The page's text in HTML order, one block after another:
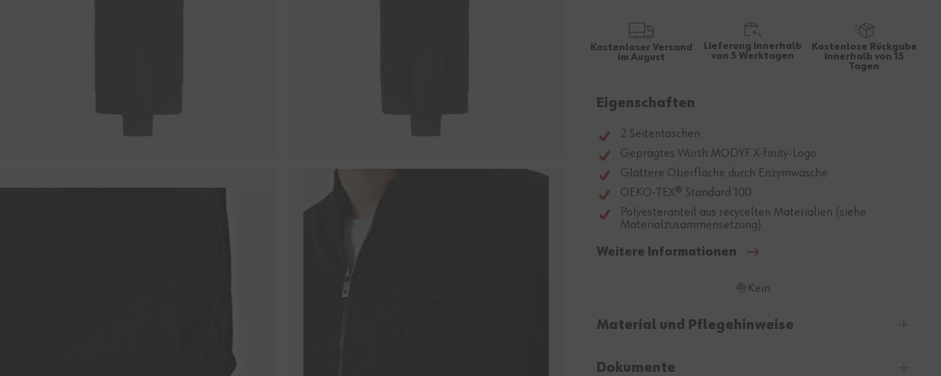
Kostenloser Versand
im August
Lieferung innerhalb
von 5 Werktagen
Kostenlose Rückgabe
innerhalb von 15
Tagen
Eigenschaften
2 Seitentaschen
Geprägtes Würth MODYF X-finity-Logo
Glattere Oberfläche durch Enzymwäsche
OEKO-TEX® Standard 100
Polyesteranteil aus recycelten Materialien (siehe
Materialzusammensetzung)
Weitere Informationen
Kein
Material und Pflegehinweise
Dokumente